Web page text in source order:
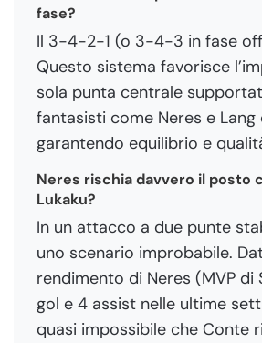
fase?
Il 3-4-2-1 (o 3-4-3 in fase
Questo sistema favorisce
sola punta centrale
fantasisti come Neres e Lang
garantendo equilibrio e
Neres rischia davvero il posto
Lukaku?
In un attacco a due punte
uno scenario improbabile.
rendimento di Neres (MVP di
gol e 4 assist nelle ultime
quasi impossibile che Conte